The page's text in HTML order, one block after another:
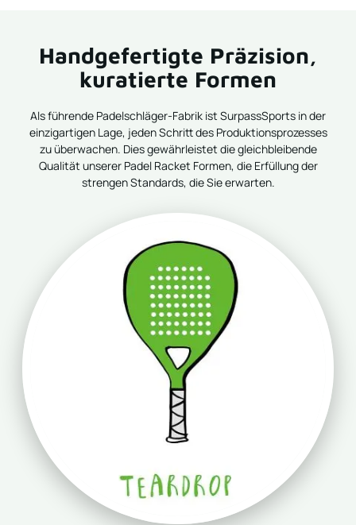
Handgefertigte Präzision,
kuratierte Formen
Als führende Padelschläger-Fabrik ist SurpassSports in der
einzigartigen Lage, jeden Schritt des Produktionsprozesses
zu überwachen. Dies gewährleistet die gleichbleibende
Qualität unserer Padel Racket Formen, die Erfüllung der
strengen Standards, die Sie erwarten.